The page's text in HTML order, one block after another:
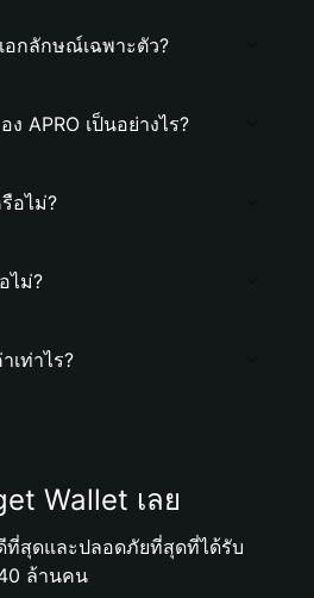
อกลักษณ์เฉพาะตัว?
APRO เป็นอย่างไร?
อไม่?
ไม่?
เท่าไร?
Wallet เลย
ที่สุดและปลอดภัยที่สุดที่ได้รับ
ล้านคน